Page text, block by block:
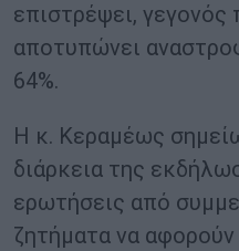
επιστρέψει,
αποτυπώνει
64%.
Η κ. Κεραμέως
διάρκεια της
ερωτήσεις από
ζητήματα να αφορούν